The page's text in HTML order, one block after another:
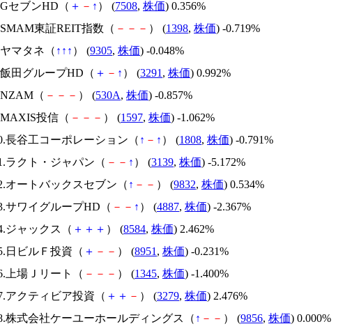
セブンHD（ ＋ － ↑ ） (7508, 株価) 0.356%
東証REIT指数（ － － － ） (1398, 株価) -0.719%
マタネ（ ↑ ↑ ↑ ） (9305, 株価) -0.048%
田グループHD（ ＋ － ↑ ） (3291 , 株価) 0.992%
（ － － － ） (530A, 株価) -0.857%
投信（ － － － ） (1597, 株価) -1.062%
長谷工コーポレーション（ ↑ － ↑ ） (1808, 株価) -0.791%
ラクト・ジャパン（ － － ↑ ） (3139, 株価) -5.172%
オートバックスセブン（ ↑ － － ） (9832, 株価) 0.534%
サワイグループHD（ － － ↑ ） (4887, 株価) -2.367%
ジャックス（ ＋ ＋ ＋ ） (8584, 株価) 2.462%
日ビルＦ投資（ ＋ － － ） (8951 , 株価) -0.231%
上場Ｊリート（ － － － ） (1345, 株価) -1.400%
アクティビア投資（ ＋ ＋ － ） (3279, 株価) 2.476%
株式会社ケーユーホールディングス（ ↑ － － ） (9856, 株価) 0.000%